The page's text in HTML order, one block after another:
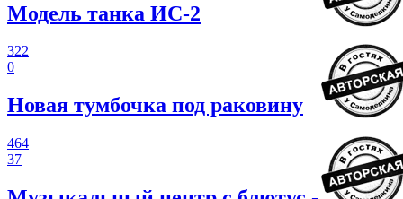
Модель танка ИС-2
322
0
Новая тумбочка под раковину
464
37